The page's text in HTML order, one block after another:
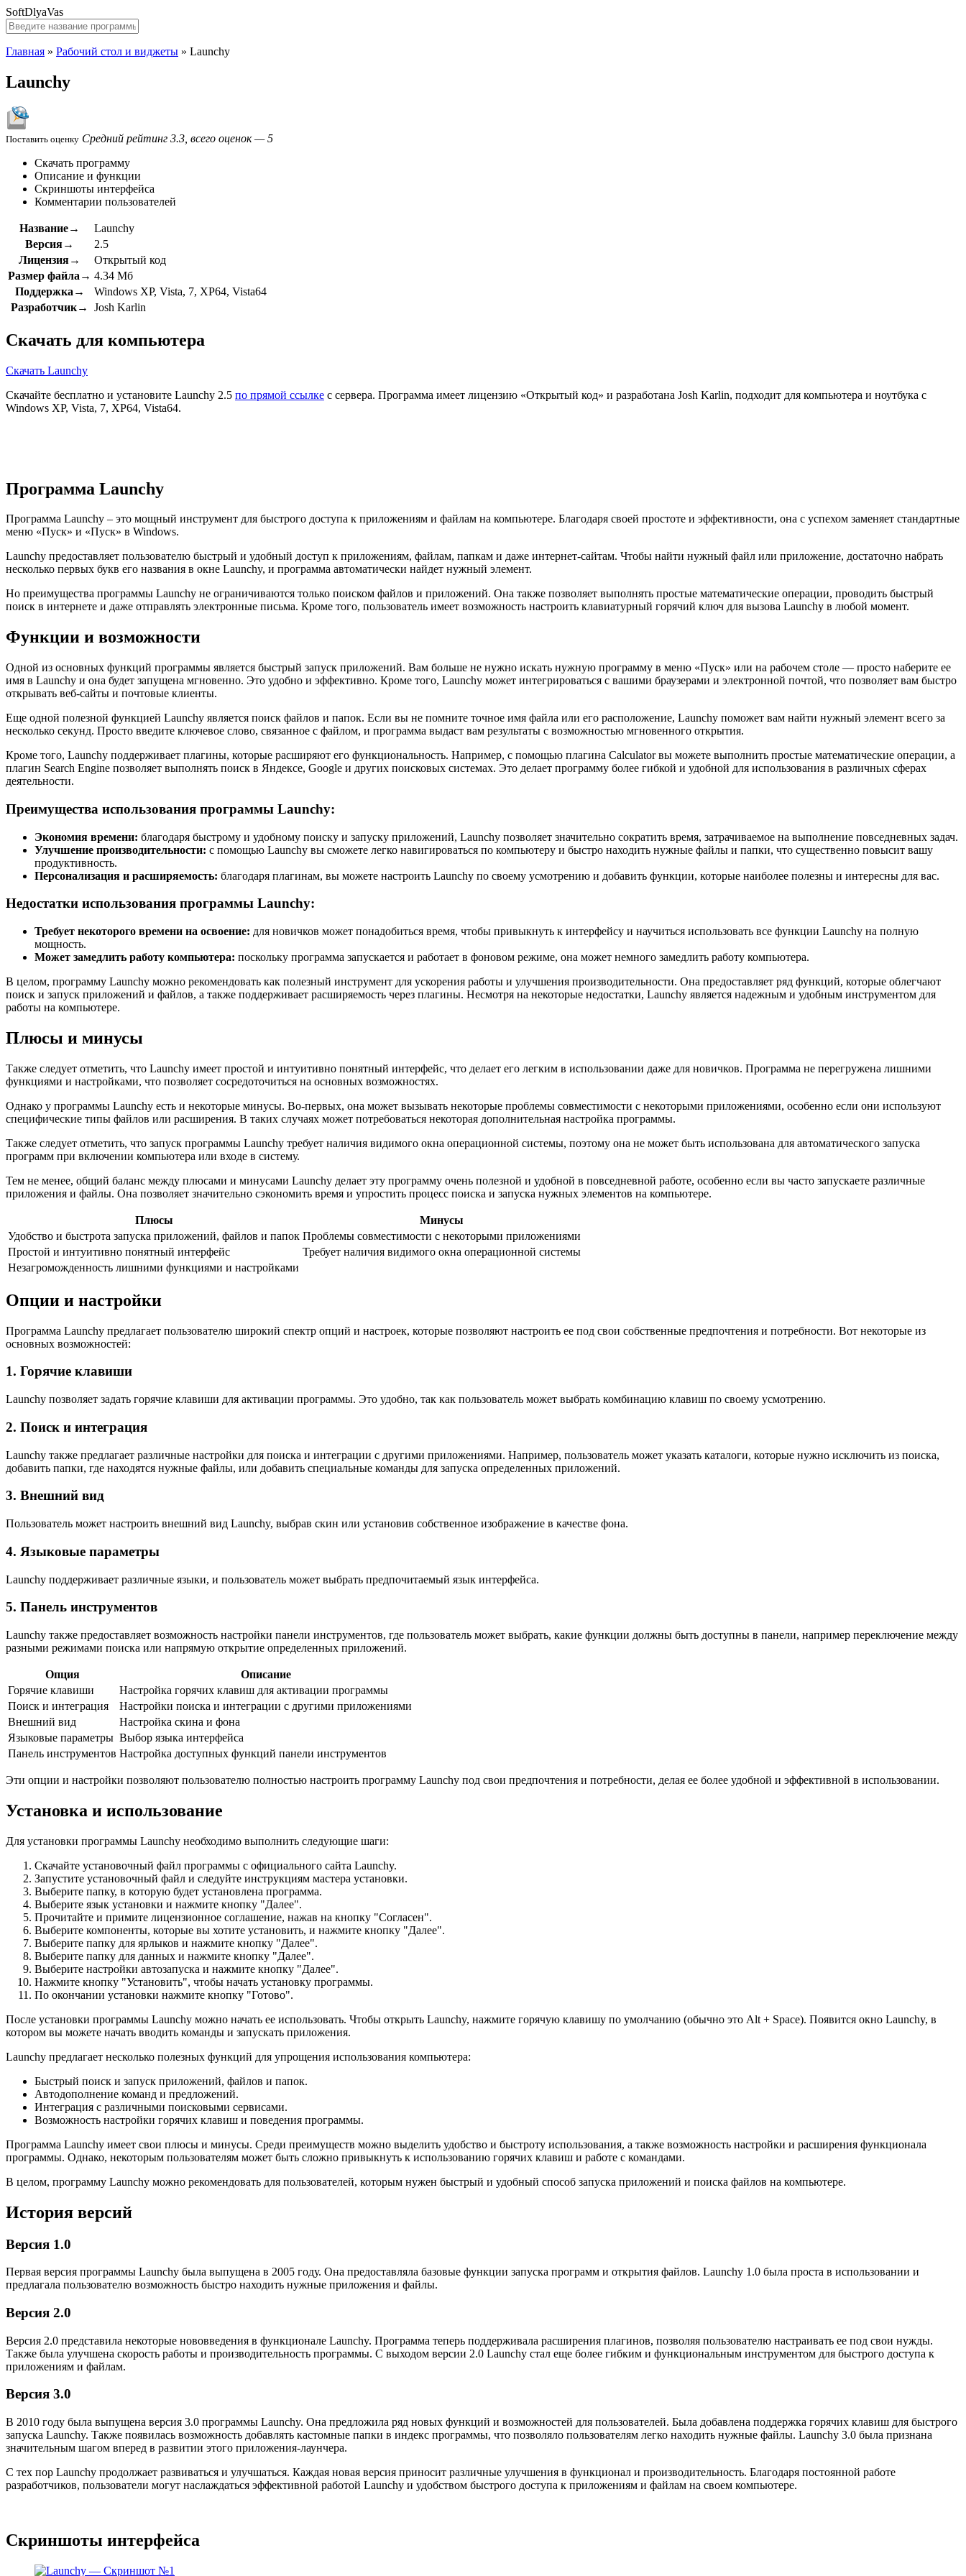
SoftDlyaVas
Главная » Рабочий стол и виджеты » Launchy
Launchy
Поставить оценку Средний рейтинг 3.3, всего оценок — 5
Скачать программу
Описание и функции
Скриншоты интерфейса
Комментарии пользователей
Название→
Launchy
Версия→
2.5
Лицензия→
Открытый код
Размер файла→ 4.34 Мб
Поддержка→
Windows XP, Vista, 7, XP64, Vista64
Разработчик→
Josh Karlin
Скачать для компьютера
Скачать Launchy
Скачайте бесплатно и установите Launchy 2.5 по прямой ссылке с сервера. Программа имеет лицензию «Открытый код» и разработана Josh Karlin, подходит для компьютера и ноутбука с
Windows XP, Vista, 7, XP64, Vista64.
Программа Launchy
Программа Launchy – это мощный инструмент для быстрого доступа к приложениям и файлам на компьютере. Благодаря своей простоте и эффективности, она с успехом заменяет стандартные
меню «Пуск» и «Пуск» в Windows.
Launchy предоставляет пользователю быстрый и удобный доступ к приложениям, файлам, папкам и даже интернет-сайтам. Чтобы найти нужный файл или приложение, достаточно набрать
несколько первых букв его названия в окне Launchy, и программа автоматически найдет нужный элемент.
Но преимущества программы Launchy не ограничиваются только поиском файлов и приложений. Она также позволяет выполнять простые математические операции, проводить быстрый
поиск в интернете и даже отправлять электронные письма. Кроме того, пользователь имеет возможность настроить клавиатурный горячий ключ для вызова Launchy в любой момент.
Функции и возможности
Одной из основных функций программы является быстрый запуск приложений. Вам больше не нужно искать нужную программу в меню «Пуск» или на рабочем столе — просто наберите ее
имя в Launchy и она будет запущена мгновенно. Это удобно и эффективно. Кроме того, Launchy может интегрироваться с вашими браузерами и электронной почтой, что позволяет вам быстро
открывать веб-сайты и почтовые клиенты.
Еще одной полезной функцией Launchy является поиск файлов и папок. Если вы не помните точное имя файла или его расположение, Launchy поможет вам найти нужный элемент всего за
несколько секунд. Просто введите ключевое слово, связанное с файлом, и программа выдаст вам результаты с возможностью мгновенного открытия.
Кроме того, Launchy поддерживает плагины, которые расширяют его функциональность. Например, с помощью плагина Calculator вы можете выполнить простые математические операции, а
плагин Search Engine позволяет выполнять поиск в Яндексе, Google и других поисковых системах. Это делает программу более гибкой и удобной для использования в различных сферах
деятельности.
Преимущества использования программы Launchy:
Экономия времени: благодаря быстрому и удобному поиску и запуску приложений, Launchy позволяет значительно сократить время, затрачиваемое на выполнение повседневных задач.
Улучшение производительности: с помощью Launchy вы сможете легко навигироваться по компьютеру и быстро находить нужные файлы и папки, что существенно повысит вашу
продуктивность.
Персонализация и расширяемость: благодаря плагинам, вы можете настроить Launchy по своему усмотрению и добавить функции, которые наиболее полезны и интересны для вас.
Недостатки использования программы Launchy:
Требует некоторого времени на освоение: для новичков может понадобиться время, чтобы привыкнуть к интерфейсу и научиться использовать все функции Launchy на полную
мощность.
Может замедлить работу компьютера: поскольку программа запускается и работает в фоновом режиме, она может немного замедлить работу компьютера.
В целом, программу Launchy можно рекомендовать как полезный инструмент для ускорения работы и улучшения производительности. Она предоставляет ряд функций, которые облегчают
поиск и запуск приложений и файлов, а также поддерживает расширяемость через плагины. Несмотря на некоторые недостатки, Launchy является надежным и удобным инструментом для
работы на компьютере.
Плюсы и минусы
Также следует отметить, что Launchy имеет простой и интуитивно понятный интерфейс, что делает его легким в использовании даже для новичков. Программа не перегружена лишними
функциями и настройками, что позволяет сосредоточиться на основных возможностях.
Однако у программы Launchy есть и некоторые минусы. Во-первых, она может вызывать некоторые проблемы совместимости с некоторыми приложениями, особенно если они используют
специфические типы файлов или расширения. В таких случаях может потребоваться некоторая дополнительная настройка программы.
Также следует отметить, что запуск программы Launchy требует наличия видимого окна операционной системы, поэтому она не может быть использована для автоматического запуска
программ при включении компьютера или входе в систему.
Тем не менее, общий баланс между плюсами и минусами Launchy делает эту программу очень полезной и удобной в повседневной работе, особенно если вы часто запускаете различные
приложения и файлы. Она позволяет значительно сэкономить время и упростить процесс поиска и запуска нужных элементов на компьютере.
Плюсы
Минусы
Удобство и быстрота запуска приложений, файлов и папок Проблемы совместимости с некоторыми приложениями
Простой и интуитивно понятный интерфейс
Требует наличия видимого окна операционной системы
Незагроможденность лишними функциями и настройками
Опции и настройки
Программа Launchy предлагает пользователю широкий спектр опций и настроек, которые позволяют настроить ее под свои собственные предпочтения и потребности. Вот некоторые из
основных возможностей:
1. Горячие клавиши
Launchy позволяет задать горячие клавиши для активации программы. Это удобно, так как пользователь может выбрать комбинацию клавиш по своему усмотрению.
2. Поиск и интеграция
Launchy также предлагает различные настройки для поиска и интеграции с другими приложениями. Например, пользователь может указать каталоги, которые нужно исключить из поиска,
добавить папки, где находятся нужные файлы, или добавить специальные команды для запуска определенных приложений.
3. Внешний вид
Пользователь может настроить внешний вид Launchy, выбрав скин или установив собственное изображение в качестве фона.
4. Языковые параметры
Launchy поддерживает различные языки, и пользователь может выбрать предпочитаемый язык интерфейса.
5. Панель инструментов
Launchy также предоставляет возможность настройки панели инструментов, где пользователь может выбрать, какие функции должны быть доступны в панели, например переключение между
разными режимами поиска или напрямую открытие определенных приложений.
Опция
Описание
Горячие клавиши
Настройка горячих клавиш для активации программы
Поиск и интеграция
Настройки поиска и интеграции с другими приложениями
Внешний вид
Настройка скина и фона
Языковые параметры Выбор языка интерфейса
Панель инструментов Настройка доступных функций панели инструментов
Эти опции и настройки позволяют пользователю полностью настроить программу Launchy под свои предпочтения и потребности, делая ее более удобной и эффективной в использовании.
Установка и использование
Для установки программы Launchy необходимо выполнить следующие шаги:
Скачайте установочный файл программы с официального сайта Launchy.
Запустите установочный файл и следуйте инструкциям мастера установки.
Выберите папку, в которую будет установлена программа.
Выберите язык установки и нажмите кнопку "Далее".
Прочитайте и примите лицензионное соглашение, нажав на кнопку "Согласен".
Выберите компоненты, которые вы хотите установить, и нажмите кнопку "Далее".
Выберите папку для ярлыков и нажмите кнопку "Далее".
Выберите папку для данных и нажмите кнопку "Далее".
Выберите настройки автозапуска и нажмите кнопку "Далее".
Нажмите кнопку "Установить", чтобы начать установку программы.
По окончании установки нажмите кнопку "Готово".
После установки программы Launchy можно начать ее использовать. Чтобы открыть Launchy, нажмите горячую клавишу по умолчанию (обычно это Alt + Space). Появится окно Launchy, в
котором вы можете начать вводить команды и запускать приложения.
Launchy предлагает несколько полезных функций для упрощения использования компьютера:
Быстрый поиск и запуск приложений, файлов и папок.
Автодополнение команд и предложений.
Интеграция с различными поисковыми сервисами.
Возможность настройки горячих клавиш и поведения программы.
Программа Launchy имеет свои плюсы и минусы. Среди преимуществ можно выделить удобство и быстроту использования, а также возможность настройки и расширения функционала
программы. Однако, некоторым пользователям может быть сложно привыкнуть к использованию горячих клавиш и работе с командами.
В целом, программу Launchy можно рекомендовать для пользователей, которым нужен быстрый и удобный способ запуска приложений и поиска файлов на компьютере.
История версий
Версия 1.0
Первая версия программы Launchy была выпущена в 2005 году. Она предоставляла базовые функции запуска программ и открытия файлов. Launchy 1.0 была проста в использовании и
предлагала пользователю возможность быстро находить нужные приложения и файлы.
Версия 2.0
Версия 2.0 представила некоторые нововведения в функционале Launchy. Программа теперь поддерживала расширения плагинов, позволяя пользователю настраивать ее под свои нужды.
Также была улучшена скорость работы и производительность программы. С выходом версии 2.0 Launchy стал еще более гибким и функциональным инструментом для быстрого доступа к
приложениям и файлам.
Версия 3.0
В 2010 году была выпущена версия 3.0 программы Launchy. Она предложила ряд новых функций и возможностей для пользователей. Была добавлена поддержка горячих клавиш для быстрого
запуска Launchy. Также появилась возможность добавлять кастомные папки в индекс программы, что позволяло пользователям легко находить нужные файлы. Launchy 3.0 была признана
значительным шагом вперед в развитии этого приложения-лаунчера.
С тех пор Launchy продолжает развиваться и улучшаться. Каждая новая версия приносит различные улучшения в функционал и производительность. Благодаря постоянной работе
разработчиков, пользователи могут наслаждаться эффективной работой Launchy и удобством быстрого доступа к приложениям и файлам на своем компьютере.
Скриншоты интерфейса